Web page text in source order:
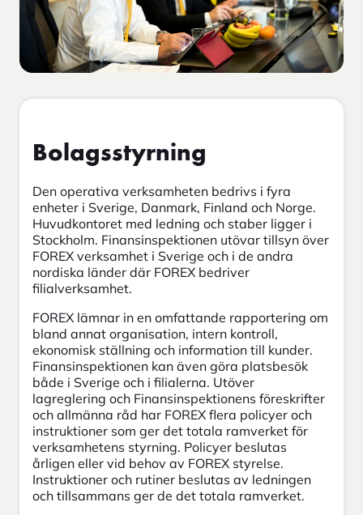
Bolagsstyrning
Den operativa verksamheten bedrivs i fyra
enheter i Sverige, Danmark, Finland och Norge.
Huvudkontoret med ledning och staber ligger i
Stockholm. Finansinspektionen utövar tillsyn över
FOREX verksamhet i Sverige och i de andra
nordiska länder där FOREX bedriver
filialverksamhet.
FOREX lämnar in en omfattande rapportering om
bland annat organisation, intern kontroll,
ekonomisk ställning och information till kunder.
Finansinspektionen kan även göra platsbesök
både i Sverige och i filialerna. Utöver
lagreglering och Finansinspektionens föreskrifter
och allmänna råd har FOREX flera policyer och
instruktioner som ger det totala ramverket för
verksamhetens styrning. Policyer beslutas
årligen eller vid behov av FOREX styrelse.
Instruktioner och rutiner beslutas av ledningen
och tillsammans ger de det totala ramverket.